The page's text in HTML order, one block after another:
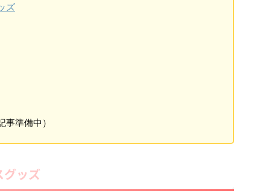
ズ
準備中）
グッズ